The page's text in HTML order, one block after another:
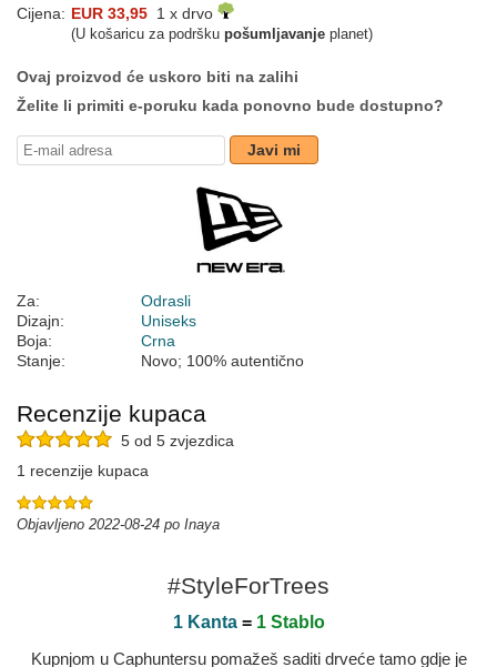
Cijena: EUR 33,95 1 x drvo
(U košaricu za podršku pošumljavanje planet)
Ovaj proizvod će uskoro biti na zalihi
Želite li primiti e-poruku kada ponovno bude dostupno?
Javi mi
Za:
Odrasli
Dizajn:
Uniseks
Boja:
Crna
Stanje:
Novo; 100% autentično
Recenzije kupaca
5 od 5 zvjezdica
1 recenzije kupaca
Objavljeno 2022-08-24 po Inaya
#StyleForTrees
1 Kanta= 1 Stablo
Kupnjom u Caphuntersu pomažeš saditi drveće tamo gdje je